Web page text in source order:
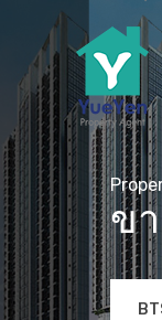
ข